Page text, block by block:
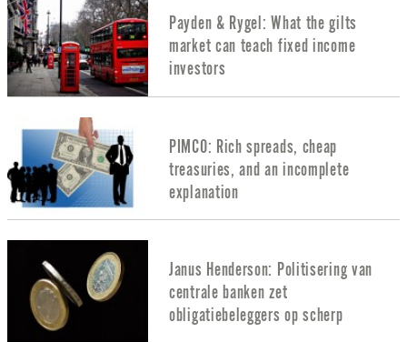
Payden & Rygel: What the gilts
market can teach fixed income
investors
PIMCO: Rich spreads, cheap
treasuries, and an incomplete
explanation
Janus Henderson: Politisering van
centrale banken zet
obligatiebeleggers op scherp